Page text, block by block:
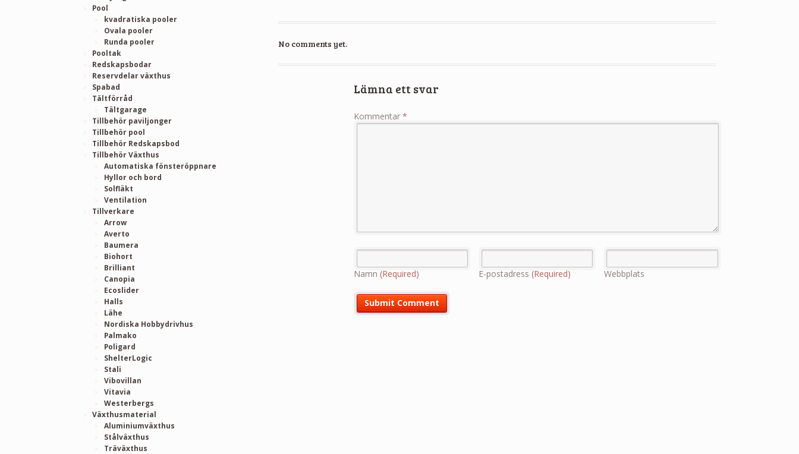
No comments yet.
Lämna ett svar
Kommentar*
Namn(Required) E-postadress(Required) Webbplats
Pool
kvadratiska pooler
Ovala pooler
Runda pooler
Pooltak
Redskapsbodar
Reservdelar växthus
Spabad
Tältförråd
Tältgarage
Tillbehör paviljonger
Tillbehör pool
Tillbehör Redskapsbod
Tillbehör Växthus
Automatiska fönsteröppnare
Hyllor och bord
Solfläkt
Ventilation
Tillverkare
Arrow
Averto
Baumera
Biohort
Brilliant
Canopia
Ecoslider
Halls
Lähe
Nordiska Hobbydrivhus
Palmako
Poligard
ShelterLogic
Stali
Vibovillan
Vitavia
Westerbergs
Växthusmaterial
Aluminiumväxthus
Stålväxthus
Träväxthus